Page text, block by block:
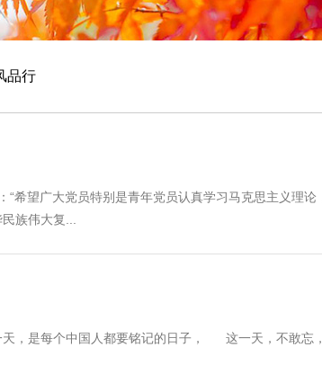
品行
希望广大党员特别是青年党员认真学习马克思主义理
族伟大复...
是每个中国人都要铭记的日子， 这一天，不敢忘